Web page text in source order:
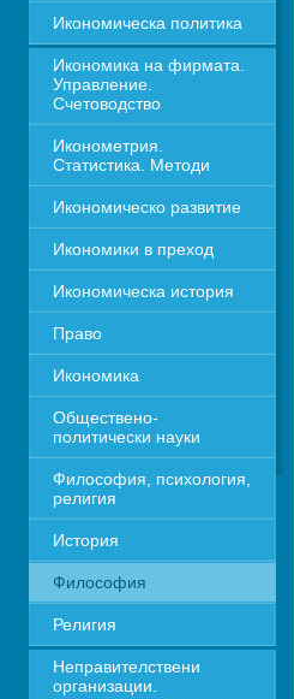
Икономическа политика
Икономика на фирмата.
Управление.
Счетоводство
Иконометрия.
Статистика. Методи
Икономическо развитие
Икономики в преход
Икономическа история
Право
Икономика
Обществено-
политически науки
Философия, психология,
религия
История
Философия
Религия
Неправителствени
организации.